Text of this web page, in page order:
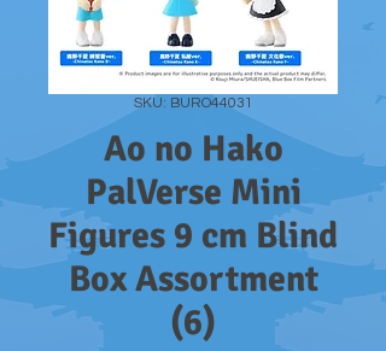
SKU: BURO44031
Ao no Hako
PalVerse Mini
Figures 9 cm Blind
Box Assortment
(6)